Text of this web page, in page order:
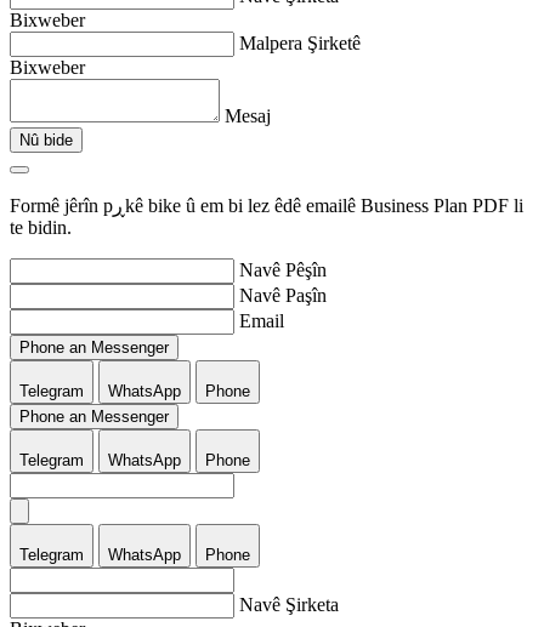
Bixweber
Malpera Şirketê
Bixweber
Mesaj
Nû bide
Formê jêrîn pڕkê bike û em bi lez êdê emailê Business Plan PDF li
te bidin.
Navê Pêşîn
Navê Paşîn
Email
Phone an Messenger
Telegram WhatsApp
Phone
Phone an Messenger
Telegram WhatsApp Phone
Telegram WhatsApp Phone
Navê Şirketa